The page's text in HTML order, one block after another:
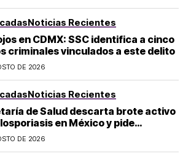
Noticias Recientes
en CDMX: SSC identifica a cinco
criminales vinculados a este delito
DE 2026
Noticias Recientes
de Salud descarta brote activo
en México y pide
la calma
DE 2026